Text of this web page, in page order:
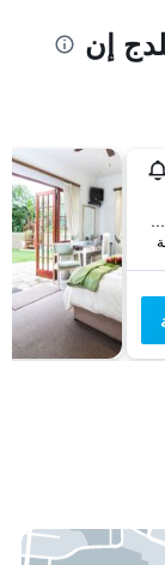
إن
8km East Of Storms River Bridge, Stormsrivier, محافظة الكاب الشرقية, جنوب أفريقيا